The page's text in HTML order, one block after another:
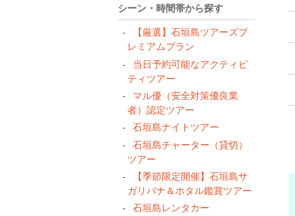
シーン・時間帯から探す
【厳選】石垣島ツアーズプ
レミアムプラン
当日予約可能なアクティビ
ティツアー
マル優（安全対策優良業
者）認定ツアー
石垣島ナイトツアー
石垣島チャーター（貸切）
ツアー
【季節限定開催】石垣島サ
ガリバナ＆ホタル鑑賞ツアー
石垣島レンタカー